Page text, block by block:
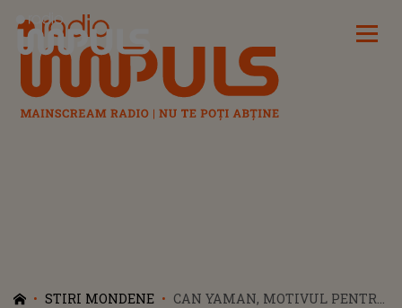
Radio Impuls
STIRI MONDENE
CAN YAMAN, MOTIVUL PENTRU